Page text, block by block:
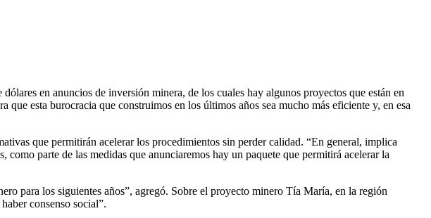
en anuncios de inversión minera, de los cuales hay algunos proyectos que están en
esta burocracia que construimos en los últimos años sea mucho más eficiente y, en esa
que permitirán acelerar los procedimientos sin perder calidad. “En general, implica
parte de las medidas que anunciaremos hay un paquete que permitirá acelerar la
para los siguientes años”, agregó. Sobre el proyecto minero Tía María, en la región
consenso social”.